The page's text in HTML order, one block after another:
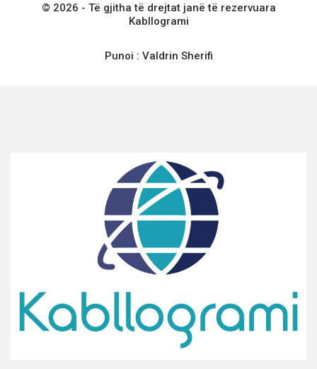
© 2026 - Të gjitha të drejtat janë të rezervuara
Kabllogrami
Punoi : Valdrin Sherifi